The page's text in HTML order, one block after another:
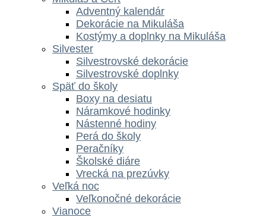
Adventný kalendár
Dekorácie na Mikuláša
Kostýmy a doplnky na Mikuláša
Silvester
Silvestrovské dekorácie
Silvestrovské doplnky
Späť do školy
Boxy na desiatu
Náramkové hodinky
Nástenné hodiny
Perá do školy
Peračníky
Školské diáre
Vrecká na prezúvky
Veľká noc
Veľkonočné dekorácie
Vianoce